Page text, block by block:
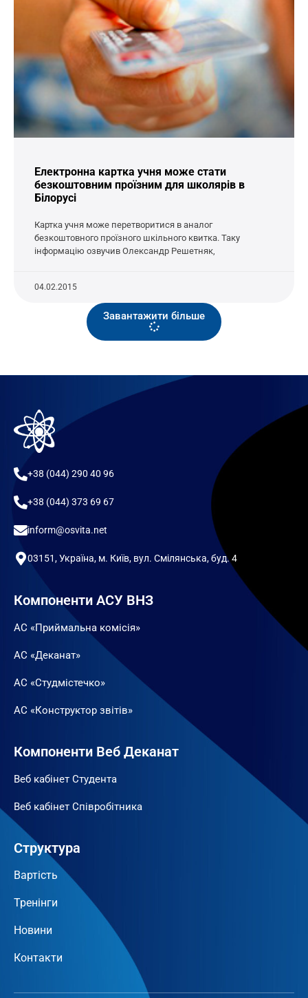
Електронна картка учня може стати
безкоштовним проїзним для школярів в
Білорусі
Картка учня може перетворитися в аналог
безкоштовного проїзного шкільного квитка. Таку
інформацію озвучив Олександр Решетняк,
04.02.2015
Завантажити більше
+38 (044) 290 40 96
+38 (044) 373 69 67
inform@osvita.net
03151, Україна, м. Київ, вул. Смілянська, буд. 4
Компоненти АСУ ВНЗ
АС «Приймальна комісія»
АС «Деканат»
АС «Студмістечко»
АС «Конструктор звітів»
Компоненти Веб Деканат
Веб кабінет Студента
Веб кабінет Співробітника
Структура
Вартість
Тренінги
Новини
Контакти